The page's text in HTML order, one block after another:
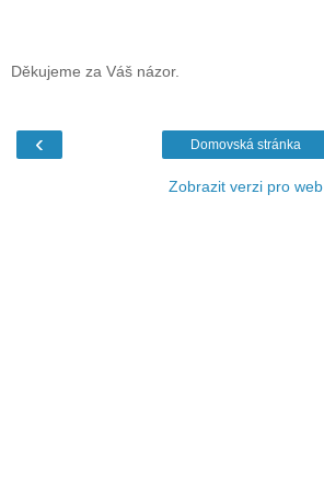
Děkujeme za Váš názor.
‹ Domovská stránka
Zobrazit verzi pro web